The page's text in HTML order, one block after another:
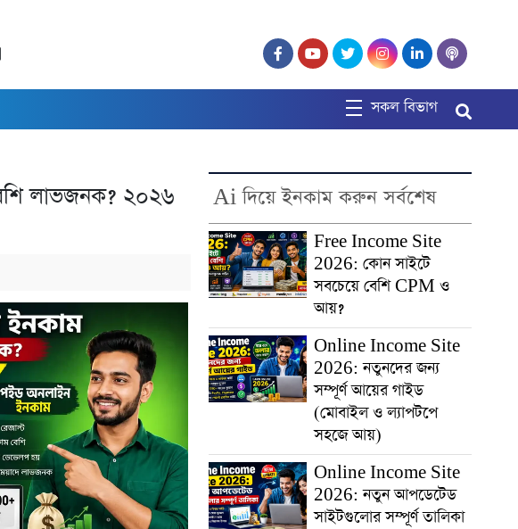
সকল বিভাগ
লাভজনক? ২০২৬
Ai দিয়ে ইনকাম করুন সর্বশেষ
Free Income Site
2026: কোন সাইটে
সবচেয়ে বেশি CPM ও
আয়?
Online Income Site
2026: নতুনদের জন্য
সম্পূর্ণ আয়ের গাইড
(মোবাইল ও ল্যাপটপে
সহজে আয়)
Online Income Site
2026: নতুন আপডেটেড
সাইটগুলোর সম্পূর্ণ তালিকা